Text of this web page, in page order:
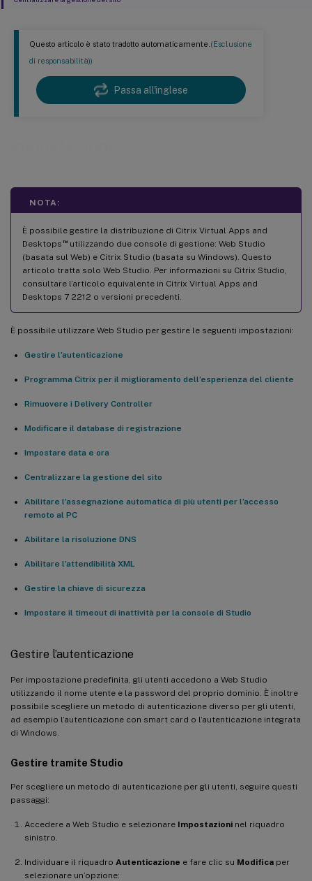
Questo articolo è stato tradotto automaticamente.(Esclusione
di responsabilità))
Passa all'inglese
NOTA:
È possibile gestire la distribuzione di Citrix Virtual Apps and
Desktops ™utilizzando due console di gestione: Web Studio
(basata sul Web) e Citrix Studio (basata su Windows). Questo
articolo tratta solo Web Studio. Per informazioni su Citrix Studio,
consultare l’articolo equivalente in Citrix Virtual Apps and
Desktops 7 2212 o versioni precedenti.
È possibile utilizzare Web Studio per gestire le seguenti impostazioni:
Gestire l’autenticazione
Programma Citrix per il miglioramento dell’esperienza del cliente
Rimuovere i Delivery Controller
Modificare il database di registrazione
Impostare data e ora
Centralizzare la gestione del sito
Abilitare l’assegnazione automatica di più utenti per l’accesso
remoto al PC
Abilitare la risoluzione DNS
Abilitare l’attendibilità XML
Gestire la chiave di sicurezza
Impostare il timeout di inattività per la console di Studio
Gestire l’autenticazione
Per impostazione predefinita, gli utenti accedono a Web Studio
utilizzando il nome utente e la password del proprio dominio. È inoltre
possibile scegliere un metodo di autenticazione diverso per gli utenti,
ad esempio l’autenticazione con smart card o l’autenticazione integrata
di Windows.
Gestire tramite Studio
Per scegliere un metodo di autenticazione per gli utenti, seguire questi
passaggi:
Accedere a Web Studio e selezionare Impostazioni nel riquadro
sinistro.
Individuare il riquadro Autenticazione e fare clic su Modifica per
selezionare un’opzione: